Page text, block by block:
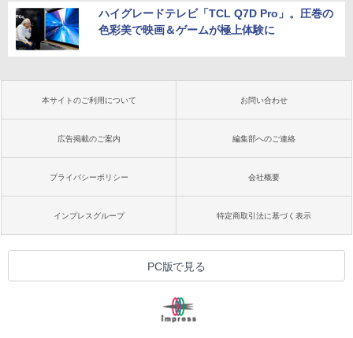
ハイグレードテレビ「TCL Q7D Pro」。圧巻の
色彩美で映画＆ゲームが極上体験に
本サイトのご利用について お問い合わせ
広告掲載のご案内 編集部へのご連絡
プライバシーポリシー 会社概要
インプレスグループ 特定商取引法に基づく表示
PC版で見る